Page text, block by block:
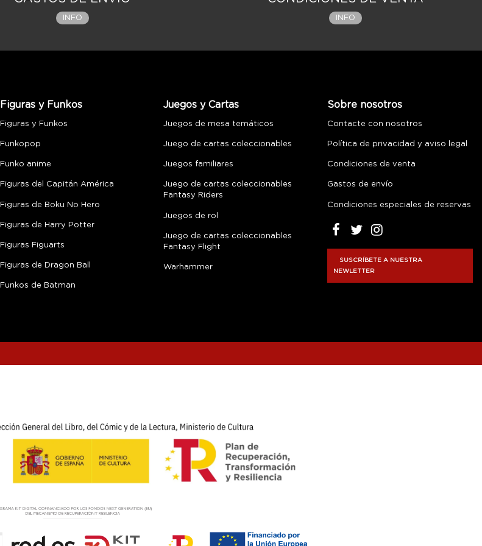
INFO INFO
Figuras y Funkos
Figuras y Funkos
Funkopop
Funko anime
Figuras del Capitán América
Figuras de Boku No Hero
Figuras de Harry Potter
Figuras Figuarts
Figuras de Dragon Ball
Funkos de Batman
Juegos y Cartas
Juegos de mesa temáticos
Juego de cartas coleccionables
Juegos familiares
Juego de cartas coleccionables
Fantasy Riders
Juegos de rol
Juego de cartas coleccionables
Fantasy Flight
Warhammer
Sobre nosotros
Contacte con nosotros
Política de privacidad y aviso legal
Condiciones de venta
Gastos de envío
Condiciones especiales de reservas
SUSCRÍBETE A NUESTRA
NEWLETTER